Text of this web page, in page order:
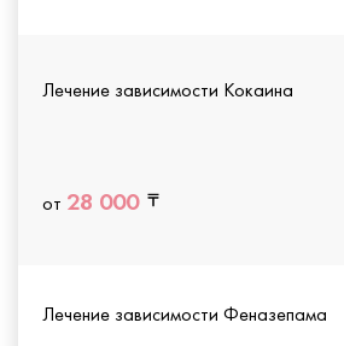
Лечение зависимости Кокаина
от 28 000
Лечение зависимости Феназепама